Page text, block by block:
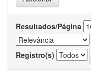
Resultados/Página
Registro(s)